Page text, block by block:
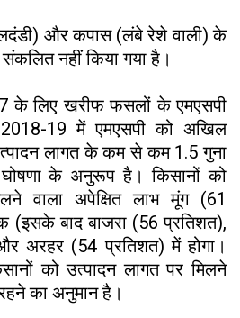
और कपास (लंबे रेशे वाली) के
नहीं किया गया है।
के लिए खरीफ फसलों के एमएसपी
19 में एमएसपी को अखिल
लागत के कम से कम 1.5 गुना
घोषणा के अनुरूप है। किसानों को
वाला अपेक्षित लाभ मूंग (61
बाद बाजरा (56 प्रतिशत),
अरहर (54 प्रतिशत) में होगा।
को उत्पादन लागत पर मिलने
का अनुमान है।